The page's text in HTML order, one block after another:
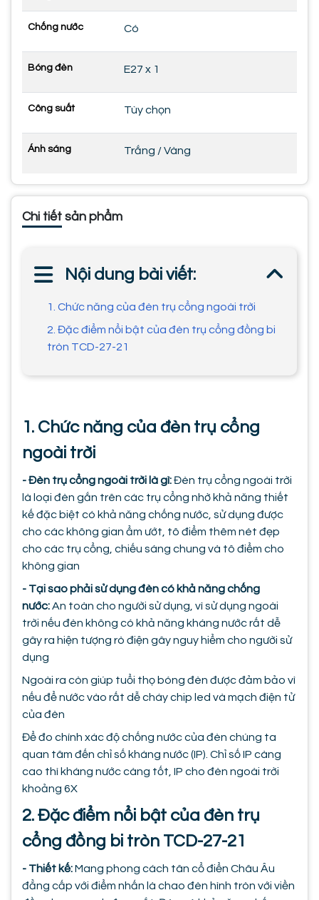
Chống nước Có
Bóng đèn E27 x 1
Công suất Tùy chọn
Ánh sáng Trắng / Vàng
Chi tiết sản phẩm
Nội dung bài viết:
1. Chức năng của đèn trụ cổng ngoài trời
2. Đặc điểm nổi bật của đèn trụ cổng đồng bi
tròn TCD-27-21
1. Chức năng của đèn trụ cổng
ngoài trời
- Đèn trụ cổng ngoài trời là gì:Đèn trụ cổng ngoài trời
là loại đèn gắn trên các trụ cổng nhờ khả năng thiết
kế đặc biệt có khả năng chống nước, sử dụng được
cho các không gian ẩm ướt, tô điểm thêm nét đẹp
cho các trụ cổng, chiếu sáng chung và tô điểm cho
không gian
- Tại sao phải sử dụng đèn có khả năng chống
nước:An toàn cho người sử dụng, vì sử dụng ngoài
trời nếu đèn không có khả năng kháng nước rất dễ
gây ra hiện tượng rò điện gây nguy hiểm cho người sử
dụng
Ngoài ra còn giúp tuổi thọ bóng đèn được đảm bảo vì
nếu để nước vào rất dễ cháy chip led và mạch điện tử
của đèn
Để đo chính xác độ chống nước của đèn chúng ta
quan tâm đến chỉ số kháng nước (IP). Chỉ số IP càng
cao thì kháng nước càng tốt, IP cho đèn ngoài trời
khoảng 6X
2. Đặc điểm nổi bật của đèn trụ
cổng đồng bi tròn TCD-27-21
- Thiết kế:Mang phong cách tân cổ điển Châu Âu
đẳng cấp với điểm nhấn là chao đèn hình tròn với viền